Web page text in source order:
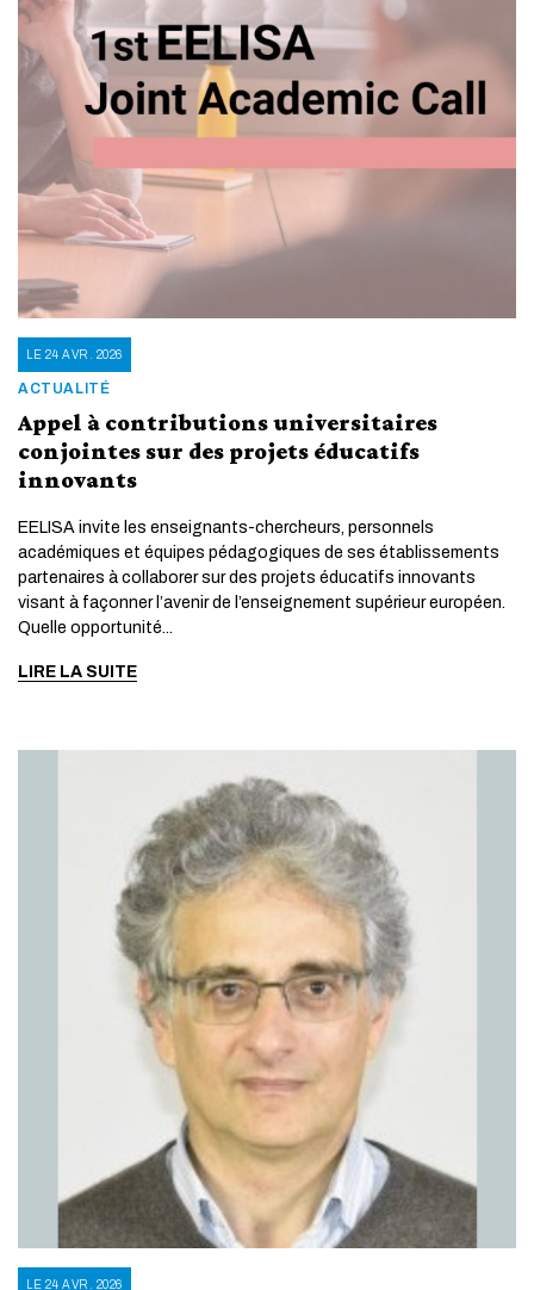
ACTUALITÉ
LE 24 AVR. 2026
Appel à contributions universitaires
conjointes sur des projets éducatifs
innovants
EELISA invite les enseignants-chercheurs, personnels
académiques et équipes pédagogiques de ses établissements
partenaires à collaborer sur des projets éducatifs innovants
visant à façonner l’avenir de l’enseignement supérieur européen.
Quelle opportunité...
LIRE LA SUITE
LE 24 AVR. 2026